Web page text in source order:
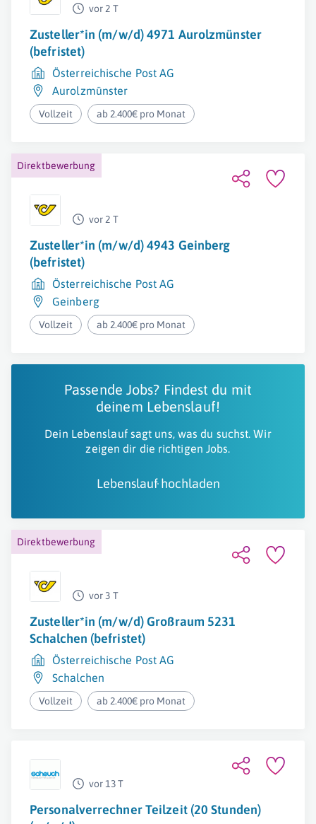
vor 2 T
Zusteller*in (m/w/d) 4971 Aurolzmünster
(befristet)
Österreichische Post AG
Aurolzmünster
Vollzeit ab 2.400€ pro Monat
Direktbewerbung
vor 2 T
Zusteller*in (m/w/d) 4943 Geinberg
(befristet)
Österreichische Post AG
Geinberg
Vollzeit ab 2.400€ pro Monat
Passende Jobs? Findest du mit
deinem Lebenslauf!
Dein Lebenslauf sagt uns, was du suchst. Wir
zeigen dir die richtigen Jobs.
Lebenslauf hochladen
Direktbewerbung
vor 3 T
Zusteller*in (m/w/d) Großraum 5231
Schalchen (befristet)
Österreichische Post AG
Schalchen
Vollzeit ab 2.400€ pro Monat
vor 13 T
Personalverrechner Teilzeit (20 Stunden)